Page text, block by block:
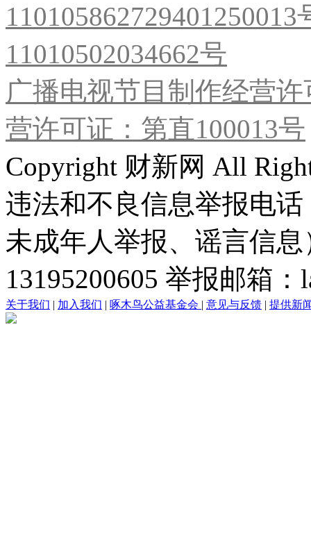
11010502034662号
广播电视节目制作经营
营许可证：第直100013号
Copyright 财新网 All
违法和不良信息举报电
未成年人举报、谣言信
13195200605 举报邮箱
关于我们 | 加入我们 | 啄木鸟公益基金会 | 意见与反馈 | 提供新